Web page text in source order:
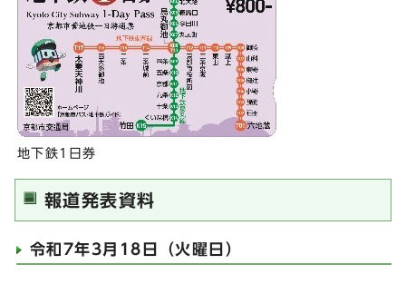
地下鉄1日券
報道発表資料
令和7年3月18日（火曜日）